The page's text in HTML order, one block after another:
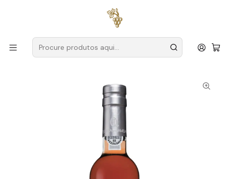
para encomendas a partir de
Produtores Douro
Quinta das Lamelas
Quinta das Lamelas Porto Rosé 50cl